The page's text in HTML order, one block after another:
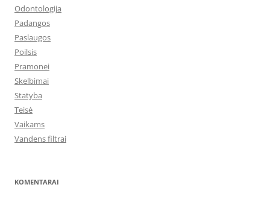
Odontologija
Padangos
Paslaugos
Poilsis
Pramonei
Skelbimai
Statyba
Teisė
Vaikams
Vandens filtrai
KOMENTARAI